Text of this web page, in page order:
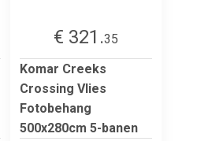
€ 321.35
Komar Creeks
Crossing Vlies
Fotobehang
500x280cm 5-banen